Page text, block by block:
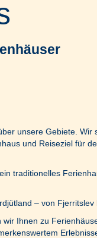
unsere Gebiete. Wir
und Reiseziel für
traditionelles
– von Fjerritslev
Ihnen zu